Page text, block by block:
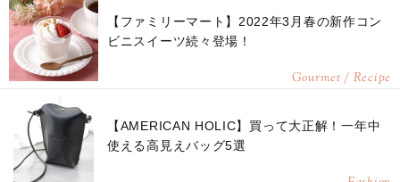
【ファミリーマート】2022年3月春の新作コン
ビニスイーツ続々登場！
Gourmet / Recipe
【AMERICAN HOLIC】買って大正解！一年中
使える高見えバッグ5選